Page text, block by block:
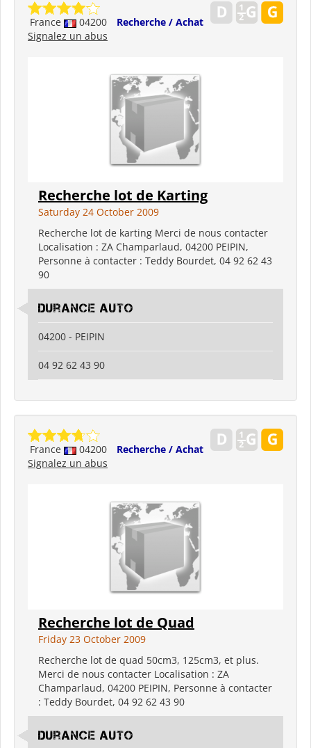
France 04200
Recherche / Achat
Signalez un abus
Recherche lot de Karting
Saturday 24 October 2009
Recherche lot de karting Merci de nous contacter
Localisation : ZA Champarlaud, 04200 PEIPIN,
Personne à contacter : Teddy Bourdet, 04 92 62 43
90
Durance Auto
04200 - PEIPIN
04 92 62 43 90
France 04200
Recherche / Achat
Signalez un abus
Recherche lot de Quad
Friday 23 October 2009
Recherche lot de quad 50cm3, 125cm3, et plus.
Merci de nous contacter Localisation : ZA
Champarlaud, 04200 PEIPIN, Personne à contacter
: Teddy Bourdet, 04 92 62 43 90
Durance Auto